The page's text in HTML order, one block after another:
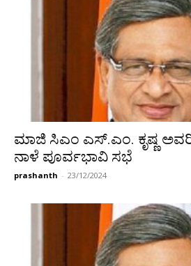
ಮಾಜಿ ಸಿಎಂ ಎಸ್‌.ಎಂ. ಕೃಷ್ಣ
ನಾಳೆ ಪೂರ್ವಭಾವಿ ಸಭೆ
prashanth - 23/12/2024